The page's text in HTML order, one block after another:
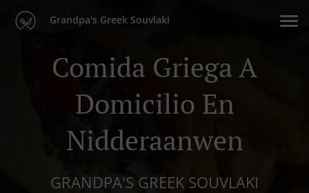
Grandpa's Greek Souvlaki
Comida Griega A
Domicilio En
Nidderaanwen
GRANDPA'S GREEK SOUVLAKI